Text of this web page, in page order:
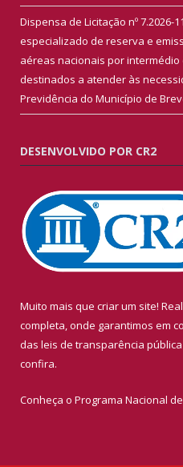
Dispensa de Licitação nº 7.2026-
especializado de reserva e
aéreas nacionais por intermédio
destinados a atender às
Previdência do Município de
DESENVOLVIDO POR CR2
Muito mais que criar um site!
completa, onde garantimos em
das leis de transparência
confira.
Conheça o Programa Nacional